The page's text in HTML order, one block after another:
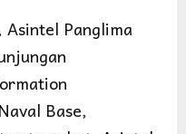
Panglima
Base,